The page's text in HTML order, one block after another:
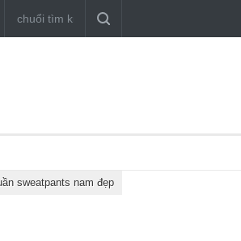
sweatpants nam đẹp